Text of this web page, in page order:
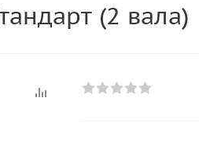
(2 вала)